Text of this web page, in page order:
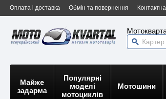
Оплата і доставка Обмін та повернення
Майже
задарма
Популярні
моделі
мотоциклів
Мотошини